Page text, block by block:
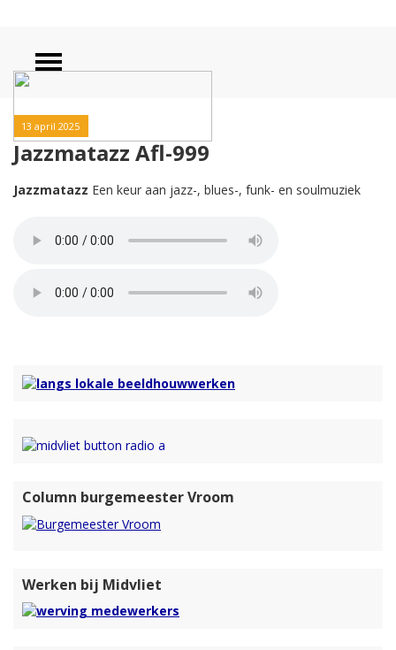
13 april 2025
Jazzmatazz Afl-999
Jazzmatazz Een keur aan jazz-, blues-, funk- en soulmuziek
Column burgemeester Vroom
Werken bij Midvliet